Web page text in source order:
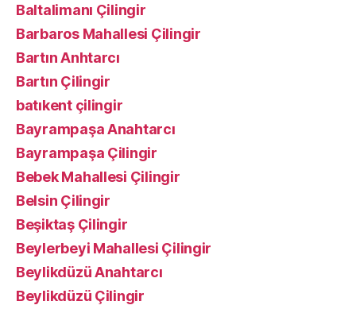
Baltalimanı Çilingir
Barbaros Mahallesi Çilingir
Bartın Anhtarcı
Bartın Çilingir
batıkent çilingir
Bayrampaşa Anahtarcı
Bayrampaşa Çilingir
Bebek Mahallesi Çilingir
Belsin Çilingir
Beşiktaş Çilingir
Beylerbeyi Mahallesi Çilingir
Beylikdüzü Anahtarcı
Beylikdüzü Çilingir